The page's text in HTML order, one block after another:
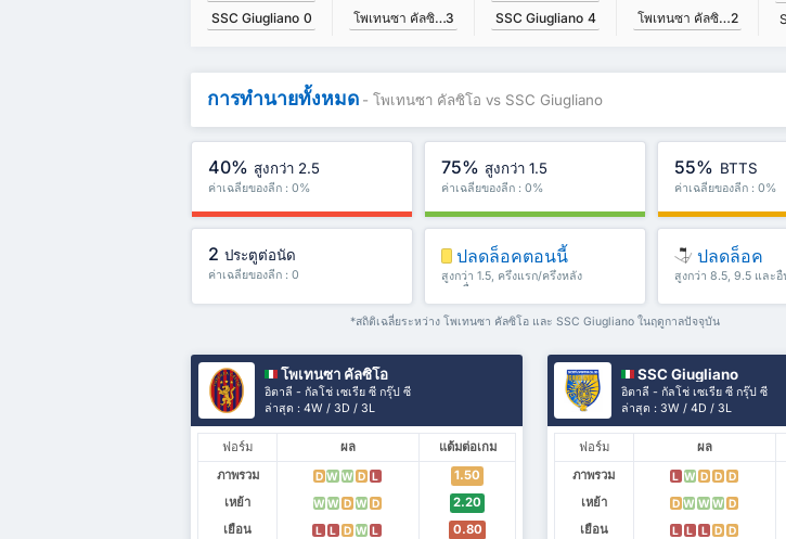
SSC Giugliano 0
โพเทนซา คัลซิโอ3
SSC Giugliano 4
โพเทนซา คัลซิโอ2
การทำนายทั้งหมด - โพเทนซา คัลซิโอ vs SSC Giugliano
40% สูงกว่า 2.5
ค่าเฉลี่ยของลีก : 0%
75% สูงกว่า 1.5
ค่าเฉลี่ยของลีก : 0%
55% BTTS
ค่าเฉลี่ยของลีก : 0%
2 ประตูต่อนัด
ค่าเฉลี่ยของลีก : 0
ปลดล็อคตอนนี้
สูงกว่า 1.5, ครึ่งแรก/ครึ่งหลัง
และอื่น ๆ
ปลดล็อค
สูงกว่า 8.5, 9.5 และอื่
*สถิติเฉลี่ยระหว่าง โพเทนซา คัลซิโอ และ SSC Giugliano ในฤดูกาลปัจจุบัน
โพเทนซา คัลซิโอ
อิตาลี - กัลโช่ เซเรีย ซี กรุ๊ป ซี
ล่าสุด : 4W / 3D / 3L
ฟอร์ม ผล
แต้มต่อเกม
ภาพรวม
D W W D L
1.50
เหย้า
W W D W D
2.20
เยือน
L L D W L 0.80
SSC Giugliano
อิตาลี - กัลโช่ เซเรีย ซี กรุ๊ป ซี
ล่าสุด : 3W / 4D / 3L
ฟอร์ม ผล
ภาพรวม
L W D D D
เหย้า
D W W W D
เยือน
L L L D D